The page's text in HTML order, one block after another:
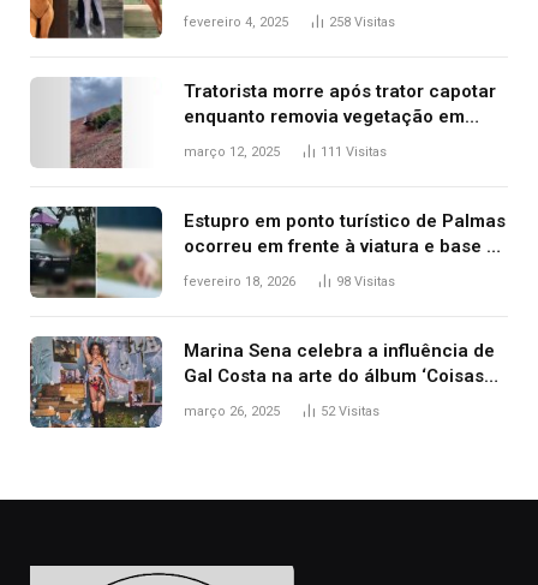
West que apareceu nua no Grammy
fevereiro 4, 2025 258 Visitas
Tratorista morre após trator capotar
enquanto removia vegetação em
ribanceira de rodovia
março 12, 2025 111 Visitas
Estupro em ponto turístico de Palmas
ocorreu em frente à viatura e base de
segurança; polícia investiga
fevereiro 18, 2026 98 Visitas
Marina Sena celebra a influência de
Gal Costa na arte do álbum ‘Coisas
naturais’
março 26, 2025 52Visitas